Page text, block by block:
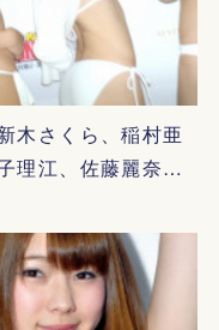
木さくら、稲村亜
理江、佐藤麗奈…